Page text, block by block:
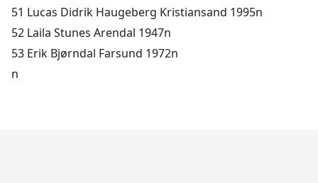
51 Lucas Didrik Haugeberg Kristiansand 1995n
52 Laila Stunes Arendal 1947n
53 Erik Bjørndal Farsund 1972n
n